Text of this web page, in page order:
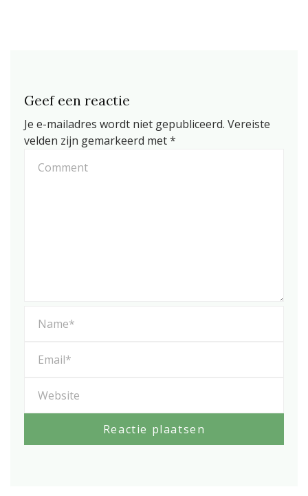
Geef een reactie
Je e-mailadres wordt niet gepubliceerd. Vereiste
velden zijn gemarkeerd met*